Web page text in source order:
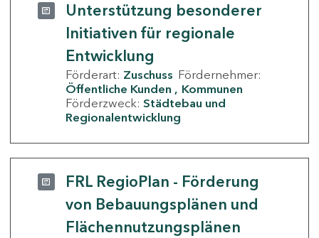
Unterstützung besonderer
Initiativen für regionale
Entwicklung
Förderart: Zuschuss Fördernehmer:
Öffentliche Kunden
Kommunen
Förderzweck: Städtebau und
Regionalentwicklung
FRL RegioPlan - Förderung
von Bebauungsplänen und
Flächennutzungsplänen